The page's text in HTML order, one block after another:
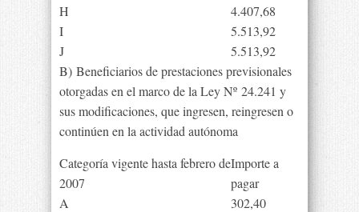
H
4.407,68
I
5.513,92
J
5.513,92
B) Beneficiarios de prestaciones previsionales
otorgadas en el marco de la Ley Nº 24.241 y
sus modificaciones, que ingresen, reingresen o
continúen en la actividad autónoma
Categoría vigente hasta febrero de
2007
Importe a
pagar
A
302,40